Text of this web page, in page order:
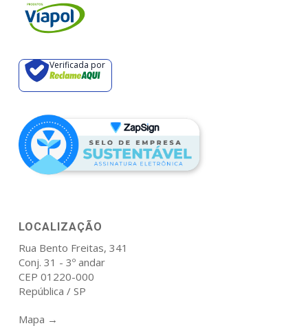
Verificada por
LOCALIZAÇÃO
Rua Bento Freitas, 341
Conj. 31 - 3º andar
CEP 01220-000
República / SP
Mapa →